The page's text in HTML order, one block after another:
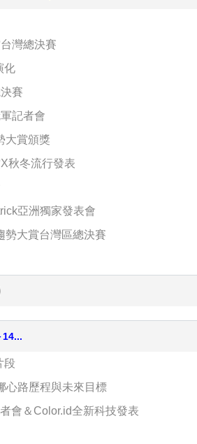
灣總決賽
化
賽
記者會
大賞頒獎
秋冬流行發表
亞洲獨家發表會
勢大賞台灣區總決賽
14...
段
心路歷程與未來目標
會＆Color.id全新科技發表